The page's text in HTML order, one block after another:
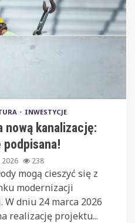
INWESTYCJE
nową kanalizację:
podpisana!
2026 238
mogą cieszyć się z
modernizacji
dniu 24 marca 2026
realizację projektu...